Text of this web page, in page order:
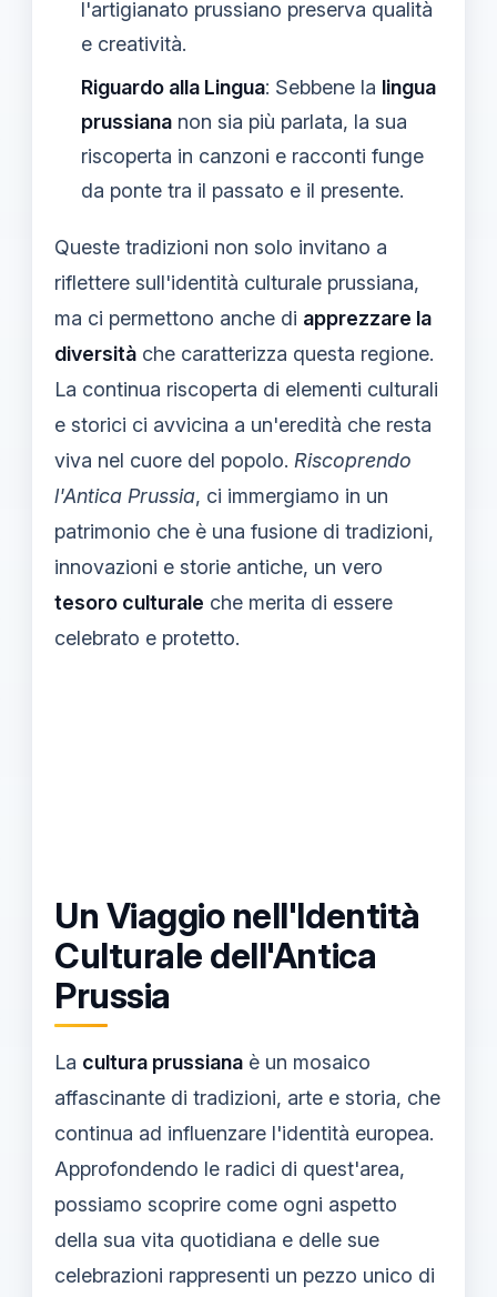
l'artigianato prussiano preserva qualità
e creatività.
Riguardo alla Lingua: Sebbene la lingua
prussiana non sia più parlata, la sua
riscoperta in canzoni e racconti funge
da ponte tra il passato e il presente.
Queste tradizioni non solo invitano a
riflettere sull'identità culturale prussiana,
ma ci permettono anche di apprezzare la
diversità che caratterizza questa regione.
La continua riscoperta di elementi culturali
e storici ci avvicina a un'eredità che resta
viva nel cuore del popolo. Riscoprendo
l'Antica Prussia, ci immergiamo in un
patrimonio che è una fusione di tradizioni,
innovazioni e storie antiche, un vero
tesoro culturale che merita di essere
celebrato e protetto.
Un Viaggio nell'Identità
Culturale dell'Antica
Prussia
La cultura prussiana è un mosaico
affascinante di tradizioni, arte e storia, che
continua ad influenzare l'identità europea.
Approfondendo le radici di quest'area,
possiamo scoprire come ogni aspetto
della sua vita quotidiana e delle sue
celebrazioni rappresenti un pezzo unico di